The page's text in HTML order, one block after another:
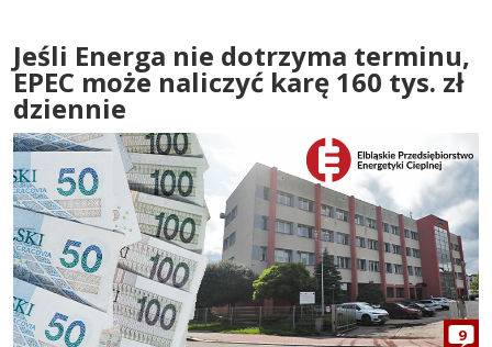
Jeśli Energa nie dotrzyma terminu,
EPEC może naliczyć karę 160 tys. zł
dziennie
9